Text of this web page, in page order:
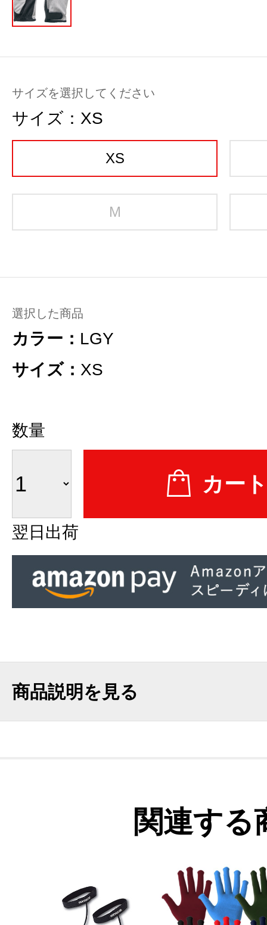
サイズを選択してください
サイズ： XS
XS
M
選択した商品
カラー： LGY
サイズ： XS
数量
翌日出荷
商品説明を見る
関連する